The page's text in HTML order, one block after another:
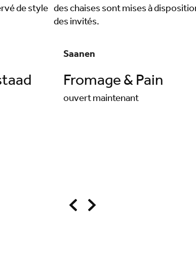
Saanen
Fromage & Pain
ouvert maintenant